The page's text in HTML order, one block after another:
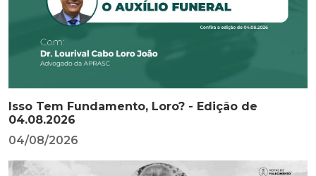
Isso Tem Fundamento, Loro? - Edição de
04.08.2026
04/08/2026